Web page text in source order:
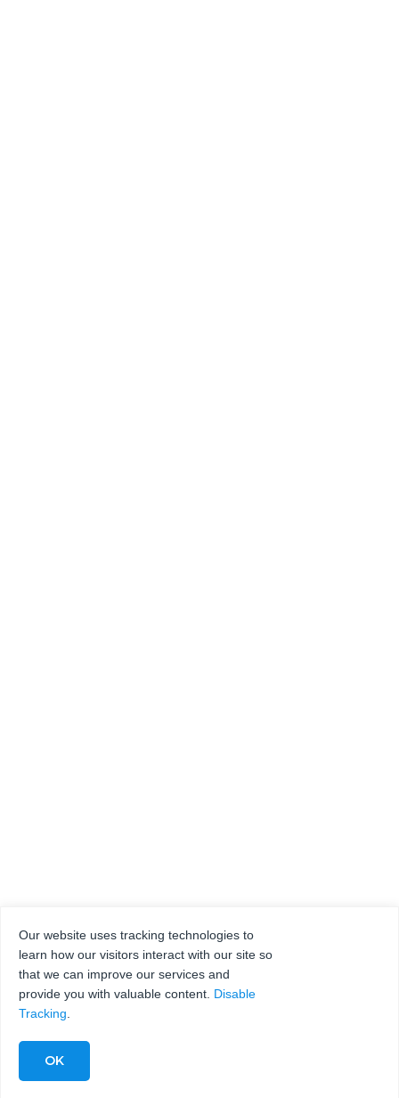
Our website uses tracking technologies to
learn how our visitors interact with our site so
that we can improve our services and
provide you with valuable content. Disable
Tracking